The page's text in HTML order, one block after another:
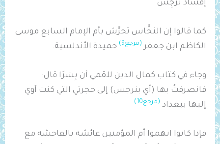
إفساد نرجِس
كما قالوا إن النخَّاس تحرَّش بأم الإمام السابع موسى
الكاظم ابن جعفر (مرجع9) حميدة الأندلسية.
وجاء في كتاب كمال الدين للقمي أن بِشرًا قال:
فانصرفتُ بها (أي بنرجس) إلى حجرتي التي كنت آوي
إليها ببغداد (مرجع10)
فإذا كانوا اتهموا أم المؤمنين عائشة بالفاحشة مع